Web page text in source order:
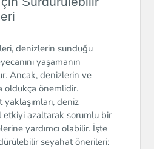
denizlerin sunduğu
yaşamanın
Ancak, denizlerin ve
oldukça önemlidir.
deniz
etkiyi azaltarak sorumlu bir
yardımcı olabilir. İşte
seyahat önerileri: